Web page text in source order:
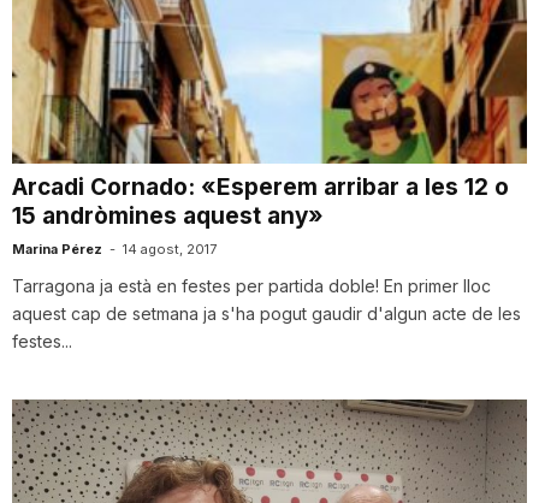
C
u
t
a
t
d
Arcadi Cornado: «Esperem arribar a les 12 o
15 andròmines aquest any»
Marina Pérez - 14 agost, 2017
Tarragona ja està en festes per partida doble! En primer lloc
aquest cap de setmana ja s'ha pogut gaudir d'algun acte de les
festes...